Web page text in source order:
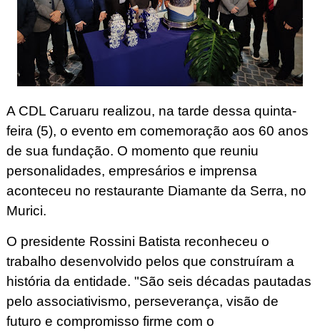
A CDL Caruaru realizou, na tarde dessa quinta-
feira (5), o evento em comemoração aos 60 anos
de sua fundação. O momento que reuniu
personalidades, empresários e imprensa
aconteceu no restaurante Diamante da Serra, no
Murici.
O presidente Rossini Batista reconheceu o
trabalho desenvolvido pelos que construíram a
história da entidade. "São seis décadas pautadas
pelo associativismo, perseverança, visão de
futuro e compromisso firme com o